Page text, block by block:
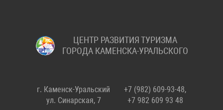
ЦЕНТР РАЗВИТИЯ ТУРИЗМА
ГОРОДА КАМЕНСКА-УРАЛЬСКОГО
г. Каменск-Уральский
ул. Синарская, 7
+7 (982) 609-93-48,
+7 982 609 93 48